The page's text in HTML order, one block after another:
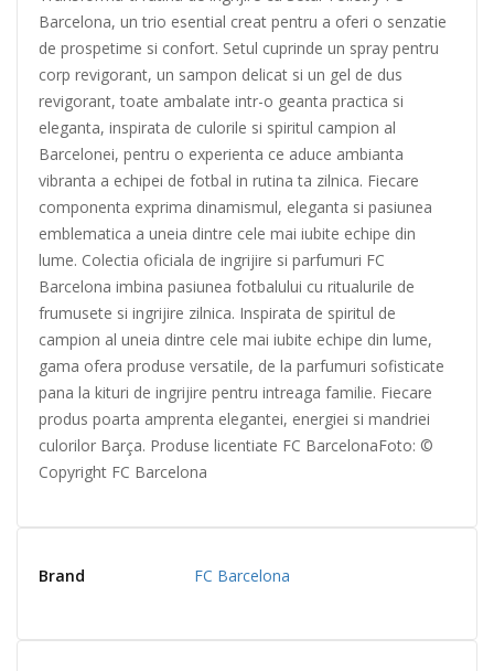
Barcelona, un trio esential creat pentru a oferi o senzatie
de prospetime si confort. Setul cuprinde un spray pentru
corp revigorant, un sampon delicat si un gel de dus
revigorant, toate ambalate intr-o geanta practica si
eleganta, inspirata de culorile si spiritul campion al
Barcelonei, pentru o experienta ce aduce ambianta
vibranta a echipei de fotbal in rutina ta zilnica. Fiecare
componenta exprima dinamismul, eleganta si pasiunea
emblematica a uneia dintre cele mai iubite echipe din
lume. Colectia oficiala de ingrijire si parfumuri FC
Barcelona imbina pasiunea fotbalului cu ritualurile de
frumusete si ingrijire zilnica. Inspirata de spiritul de
campion al uneia dintre cele mai iubite echipe din lume,
gama ofera produse versatile, de la parfumuri sofisticate
pana la kituri de ingrijire pentru intreaga familie. Fiecare
produs poarta amprenta elegantei, energiei si mandriei
culorilor Barça. Produse licentiate FC BarcelonaFoto: ©
Copyright FC Barcelona
Brand FC Barcelona